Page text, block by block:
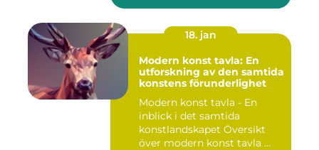
18. jan
Modern konst tavla: En
utforskning av den samtida
konstens förunderlighet
Modern konst tavla - En
inblick i det samtida
konstlandskapet Översikt
över modern konst tavla ...